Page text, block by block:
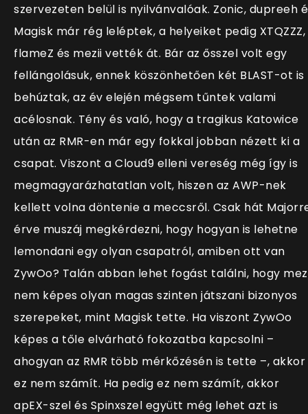
szervezeten belül is nyilvánvalóak. Zonic, dupreeh
Magisk már rég leléptek, a helyeiket pedig XTQZZZ,
flameZ és mezii vették át. Bár az ősszel volt egy
fellángolásuk, ennek köszönhetően két BLAST-ot is
behúztak, az év elején mégsem tűntek valami
acélosnak. Tény és való, hogy a tragikus Katowice
után az RMR-en már egy fokkal jobban nézett ki a
csapat. Viszont a Cloud9 elleni vereség még így is
megmagyarázhatatlan volt, hiszen az AWP-nek
kellett volna döntenie a meccsről. Csak hát
érve muszáj megkérdezni, hogy hogyan is lehetne
lemondani egy olyan csapatról, amiben ott van
ZywOo? Talán abban lehet fogást találni, hogy
nem képes olyan magas szinten játszani bizonyos
szerepeket, mint Magisk tette. Ha viszont ZywOo
képes a tőle elvárható fokozatba kapcsolni –
ahogyan az RMR több mérkőzésén is tette –, akkor
ez nem számít. Ha pedig ez nem számít, akkor
apEX-szel és Spinxszel együtt még lehet azt is